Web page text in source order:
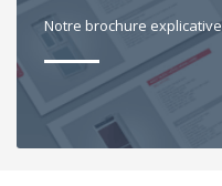
Notre brochure